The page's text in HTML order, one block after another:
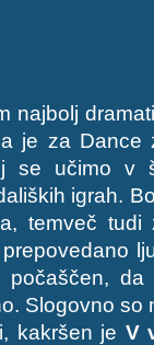
najbolj
je za Dance
se učimo v
igrah.
temveč tudi
Slogovno so
kakršen je V